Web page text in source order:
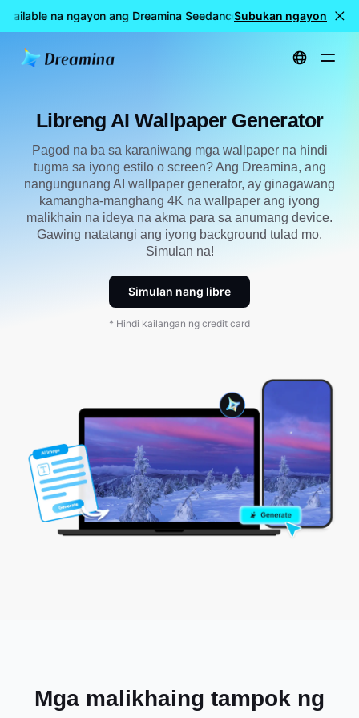
na ngayon ang Dreamina Seedance 2.5 🎉 LIVE na
Subukan ngayon
Home Lumikha Libreng AI Tagagawa ng Wallpaper
Libreng AI Wallpaper Generator
Pagod na ba sa karaniwang mga wallpaper na hindi
tugma sa iyong estilo o screen? Ang Dreamina, ang
nangungunang AI wallpaper generator, ay ginagawang
kamangha-manghang 4K na wallpaper ang iyong
malikhain na ideya na akma para sa anumang device.
Gawing natatangi ang iyong background tulad mo.
Simulan na!
Simulan nang libre
* Hindi kailangan ng credit card
Mga malikhaing tampok ng